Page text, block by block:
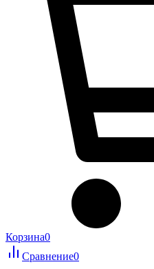
Корзина0
Сравнение0